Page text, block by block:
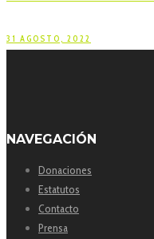
31 AGOSTO, 2022
NAVEGACIÓN
Donaciones
Estatutos
Contacto
Prensa